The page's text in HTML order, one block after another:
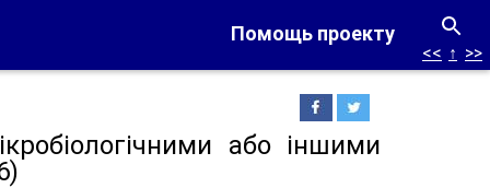
Помощь проекту
<< ↑ >>
або іншими